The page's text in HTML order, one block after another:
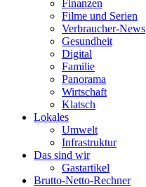
Finanzen
Filme und Serien
Verbraucher-News
Gesundheit
Digital
Familie
Panorama
Wirtschaft
Klatsch
Lokales
Umwelt
Infrastruktur
Das sind wir
Gastartikel
Brutto-Netto-Rechner